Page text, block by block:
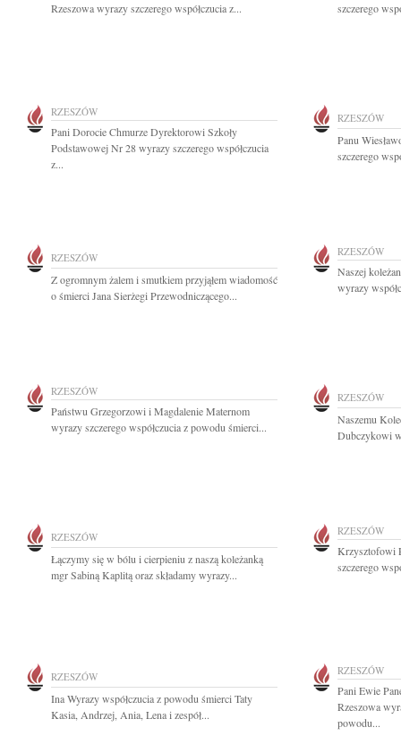
Rzeszowa wyrazy szczerego współczucia z...
szczerego
RZESZÓW
Pani Dorocie Chmurze Dyrektorowi Szkoły
Podstawowej Nr 28 wyrazy szczerego współczucia
z...
RZESZÓW
Panu
szczerego
RZESZÓW
Z ogromnym żalem i smutkiem przyjąłem wiadomość
o śmierci Jana Sierżegi Przewodniczącego...
RZESZÓW
Naszej
wyrazy
RZESZÓW
Państwu Grzegorzowi i Magdalenie Maternom
wyrazy szczerego współczucia z powodu śmierci...
RZESZÓW
Naszemu
Dubczykowi
RZESZÓW
Łączymy się w bólu i cierpieniu z naszą koleżanką
mgr Sabiną Kaplitą oraz składamy wyrazy...
RZESZÓW
Krzysztofowi
szczerego
RZESZÓW
Ina Wyrazy współczucia z powodu śmierci Taty
Kasia, Andrzej, Ania, Lena i zespół...
RZESZÓW
Pani Ewie
Rzeszowa
powodu...